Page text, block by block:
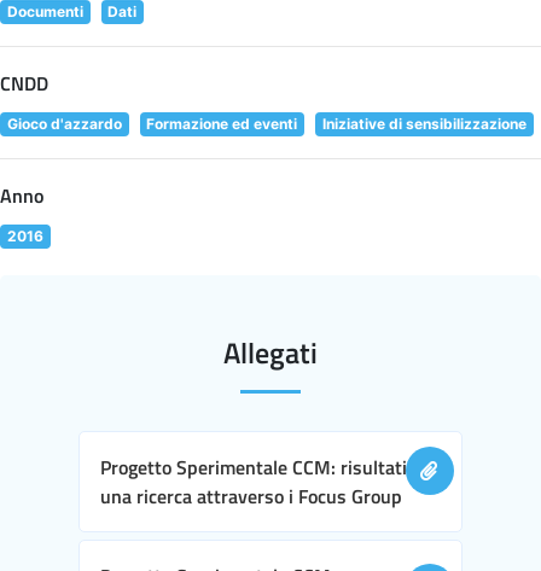
Documenti Dati
CNDD
Gioco d'azzardo Formazione ed eventi Iniziative di sensibilizzazione
Anno
2016
Allegati
Progetto Sperimentale CCM: risultati di
una ricerca attraverso i Focus Group